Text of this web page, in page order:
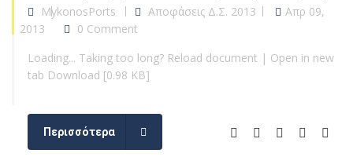
MykonosPorts Αποφάσεις Δ.Σ. 2013
Απρ 09,
2013
0 Comment
Loading... Taking too long? Reload document | Open in new
tab Download [0.98 KB]
Περισσότερα